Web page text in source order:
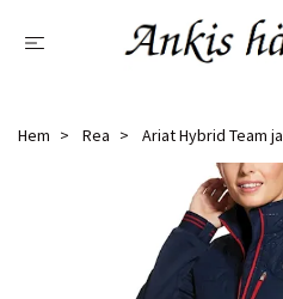
Hem Rea Ariat Hybrid Team